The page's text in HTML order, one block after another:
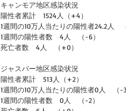
キャンモア地区感染状況
陽性者累計　1524人（+4）
1週間の10万人当たりの陽性者24.2人　
1週間の陽性者数　4人　（-6）
死亡者数　4人　（+0）
ジャスパー地区感染状況
陽性者累計　513人（+2）
1週間の10万人当たりの陽性者0人　（-
1週間の陽性者数　0人　（-2）